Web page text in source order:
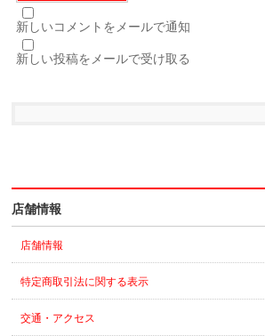
新しいコメントをメールで通知
新しい投稿をメールで受け取る
店舗情報
店舗情報
特定商取引法に関する表示
交通・アクセス